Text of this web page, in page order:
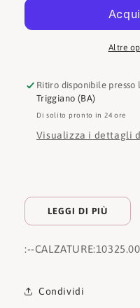
Altre
Ritiro disponibile presso
Triggiano (BA)
Di solito pronto in 24 ore
Visualizza i dettagli
LEGGI DI PIÙ
:--CALZATURE:10325.00
Condividi